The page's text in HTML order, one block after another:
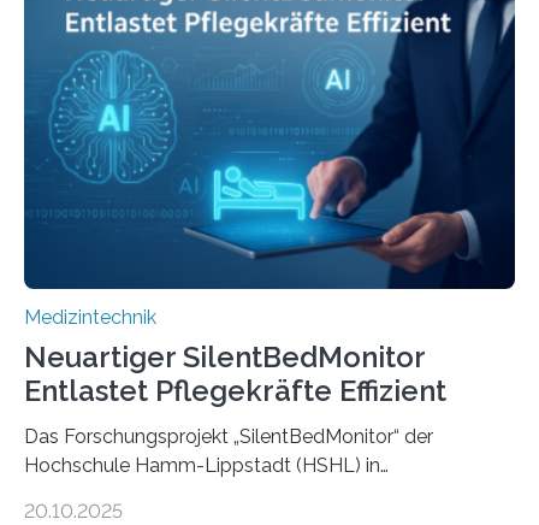
Medizintechnik
Neuartiger SilentBedMonitor
Entlastet Pflegekräfte Effizient
Das Forschungsprojekt „SilentBedMonitor“ der
Hochschule Hamm-Lippstadt (HSHL) in
20.10.2025